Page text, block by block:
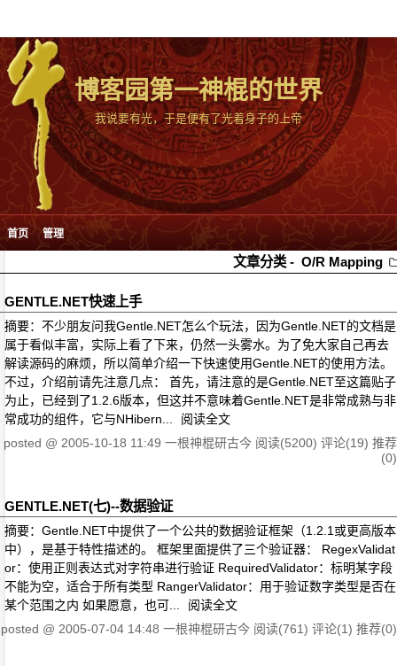
博客园第一神棍的世界
我说要有光，于是便有了光着身子的上帝
首页 管理
文章分类 - O/R Mapping
GENTLE.NET快速上手
摘要：不少朋友问我Gentle.NET怎么个玩法，因为Gentle.NET的文档是
属于看似丰富，实际上看了下来，仍然一头雾水。为了免大家自己再去
解读源码的麻烦，所以简单介绍一下快速使用Gentle.NET的使用方法。
不过，介绍前请先注意几点： 首先，请注意的是Gentle.NET至这篇贴子
为止，已经到了1.2.6版本，但这并不意味着Gentle.NET是非常成熟与非
常成功的组件，它与NHibern...
阅读全文
posted @ 2005-10-18 11:49 一根神棍研古今 阅读(5200) 评论(19) 推荐
(0)
GENTLE.NET(七)--数据验证
摘要：Gentle.NET中提供了一个公共的数据验证框架（1.2.1或更高版本
中），是基于特性描述的。 框架里面提供了三个验证器： RegexValidat
or：使用正则表达式对字符串进行验证 RequiredValidator：标明某字段
不能为空，适合于所有类型 RangerValidator：用于验证数字类型是否在
某个范围之内 如果愿意，也可...
阅读全文
posted @ 2005-07-04 14:48 一根神棍研古今 阅读(761) 评论(1) 推荐(0)